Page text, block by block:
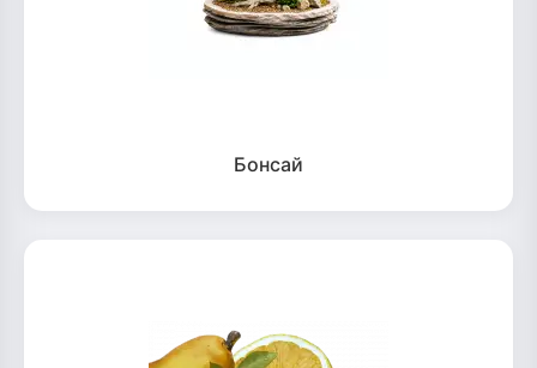
Бонсай